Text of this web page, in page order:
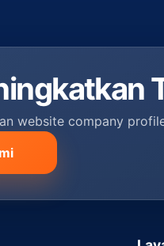
website company